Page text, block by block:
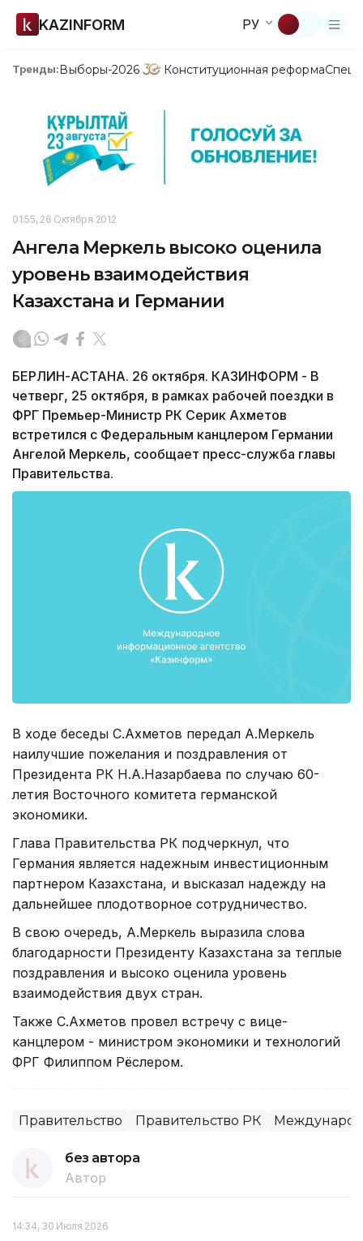
KAZINFORM РУ
Тренды:Выборы-2026 Конституционная реформа
01:55, 26 Октября 2012
Ангела Меркель высоко оценила
уровень взаимодействия
Казахстана и Германии
БЕРЛИН-АСТАНА. 26 октября. КАЗИНФОРМ - В
четверг, 25 октября, в рамках рабочей поездки в
ФРГ Премьер-Министр РК Серик Ахметов
встретился с Федеральным канцлером Германии
Ангелой Меркель, сообщает пресс-служба главы
Правительства.
В ходе беседы С.Ахметов передал А.Меркель
наилучшие пожелания и поздравления от
Президента РК Н.А.Назарбаева по случаю 60-
летия Восточного комитета германской
экономики.
Глава Правительства РК подчеркнул, что
Германия является надежным инвестиционным
партнером Казахстана, и высказал надежду на
дальнейшее плодотворное сотрудничество.
В свою очередь, А.Меркель выразила слова
благодарности Президенту Казахстана за теплые
поздравления и высоко оценила уровень
взаимодействия двух стран.
Также С.Ахметов провел встречу с вице-
канцлером - министром экономики и технологий
ФРГ Филиппом Рёслером.
Правительство Правительство РК
без автора
Автор
14:34, 30 Июля 2026